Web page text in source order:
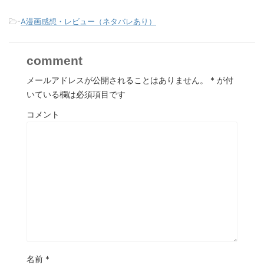
-A漫画感想・レビュー（ネタバレあり）
comment
メールアドレスが公開されることはありません。 * が付
いている欄は必須項目です
コメント
名前 *